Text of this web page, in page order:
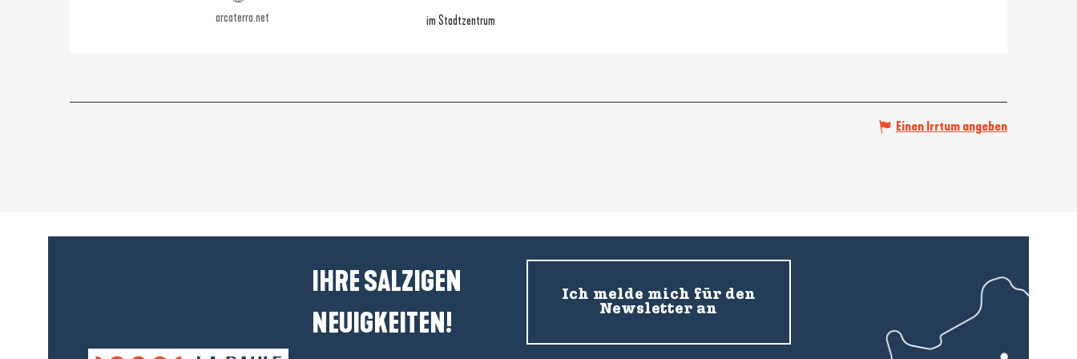
arcaterra.net
im Stadtzentrum
Einen Irrtum angeben
IHRE SALZIGEN
NEUIGKEITEN!
Ich melde mich für den
Newsletter an